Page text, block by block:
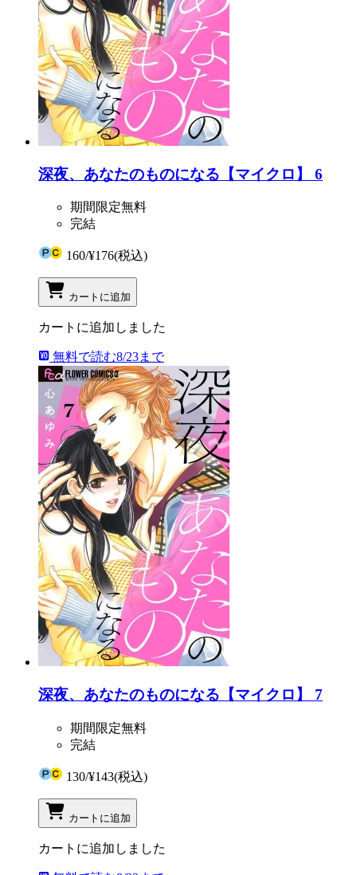
深夜、あなたのものになる【マイクロ】 6
期間限定無料
完結
160/¥176(税込)
カートに追加
カートに追加しました
無料で読む8/23まで
深夜、あなたのものになる【マイクロ】 7
期間限定無料
完結
130/¥143(税込)
カートに追加
カートに追加しました